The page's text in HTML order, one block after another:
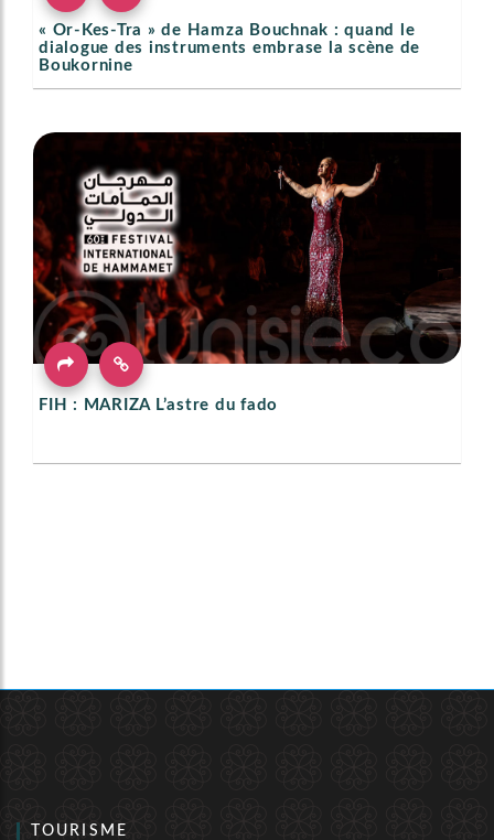
« Or-Kes-Tra » de Hamza Bouchnak : quand le
dialogue des instruments embrase la scène de
Boukornine
FIH : MARIZA L’astre du fado
TOURISME